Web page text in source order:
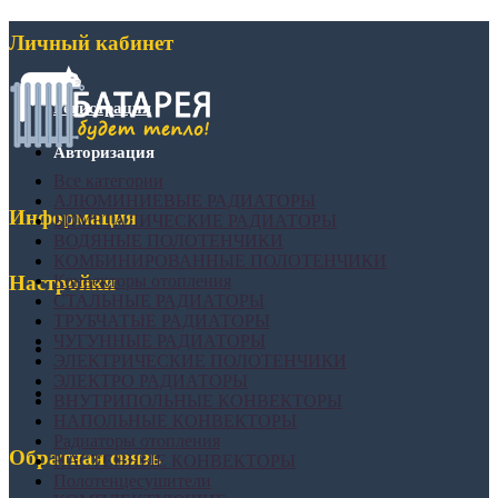
Личный кабинет
Регистрация
Авторизация
Информация
Настройки
Обратная связь
БИМЕТАЛИЧЕСКИЕ РАДИАТОРЫ
Конвекторы отопления
СТАЛЬНЫЕ РАДИАТОРЫ
НАСТЕННЫЕ КОНВЕКТОРЫ